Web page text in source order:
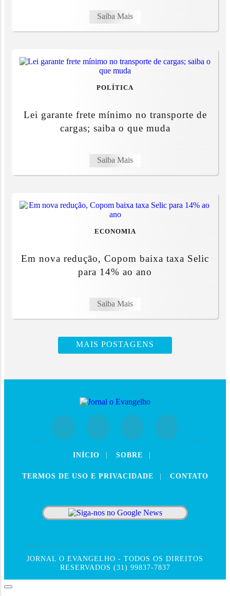
Saiba Mais
POLÍTICA
Lei garante frete mínimo no transporte de
cargas; saiba o que muda
Saiba Mais
ECONOMIA
Em nova redução, Copom baixa taxa Selic
para 14% ao ano
Saiba Mais
MAIS POSTAGENS
INÍCIO SOBRE
TERMOS DE USO E PRIVACIDADE CONTATO
JORNAL O EVANGELHO - TODOS OS DIREITOS
RESERVADOS (31) 99837-7837